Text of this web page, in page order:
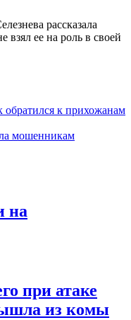
рассказала
взял ее на роль в своей
к прихожанам
мошенникам
на
при атаке
из комы